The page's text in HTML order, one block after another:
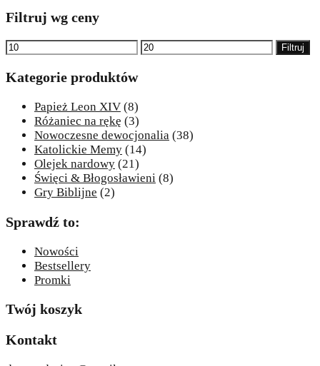
Filtruj wg ceny
Cena
Cena
Filtruj
Kategorie produktów
Papież Leon XIV (8)
Różaniec na rękę (3)
Nowoczesne dewocjonalia (38)
Katolickie Memy (14)
Olejek nardowy (21)
Święci & Błogosławieni (8)
Gry Biblijne (2)
Sprawdź to:
Nowości
Bestsellery
Promki
Twój koszyk
Kontakt